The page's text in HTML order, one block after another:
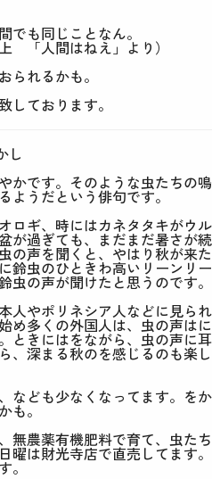
際間でも同じことなん。
「人間はねえ」より ）
れるかも。
しております。
し
かです。そのような虫たちの鳴
ようだという俳句です。
ロギ、時にはカネタタキがウル
が過ぎても、まだまだ暑さが続
の声を聞くと、やはり秋が来た
鈴虫のひときわ高いリーンリー
虫の声が聞けたと思うのです。
人やポリネシア人などに見られ
め多くの外国人は、虫の声はに
ときにはをながら、虫の声に耳
、深まる秋のを感じるのも楽し
なども少なくなってます。をか
も。
無農薬有機肥料で育て、虫たち
曜は財光寺店で直売してます。
。